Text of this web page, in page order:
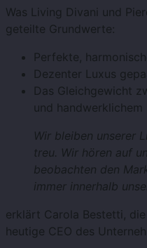
Was Living Divani und
geteilte Grundwerte:
Perfekte,
Dezenter Luxus
Das Gleichgewicht
und handwerklichem
Wir bleiben unserer
treu. Wir hören auf
beobachten den
immer innerhalb
erklärt Carola Bestetti,
heutige CEO des